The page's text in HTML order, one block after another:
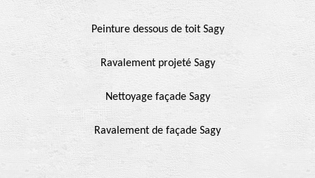
Peinture dessous de toit Sagy
Ravalement projeté Sagy
Nettoyage façade Sagy
Ravalement de façade Sagy